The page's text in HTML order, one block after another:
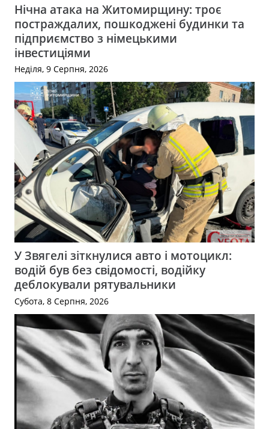
Нічна атака на Житомирщину: троє
постраждалих, пошкоджені будинки та
підприємство з німецькими
інвестиціями
Неділя, 9 Серпня, 2026
У Звягелі зіткнулися авто і мотоцикл:
водій був без свідомості, водійку
деблокували рятувальники
Субота, 8 Серпня, 2026